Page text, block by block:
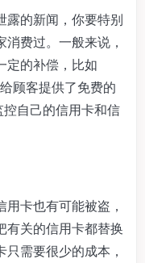
露的新闻，你要特别
费过。一般来说，
定的补偿，比如
顾客提供了免费的
自己的信用卡和信
卡也有可能被盗，
有关的信用卡都替换
需要很少的成本，